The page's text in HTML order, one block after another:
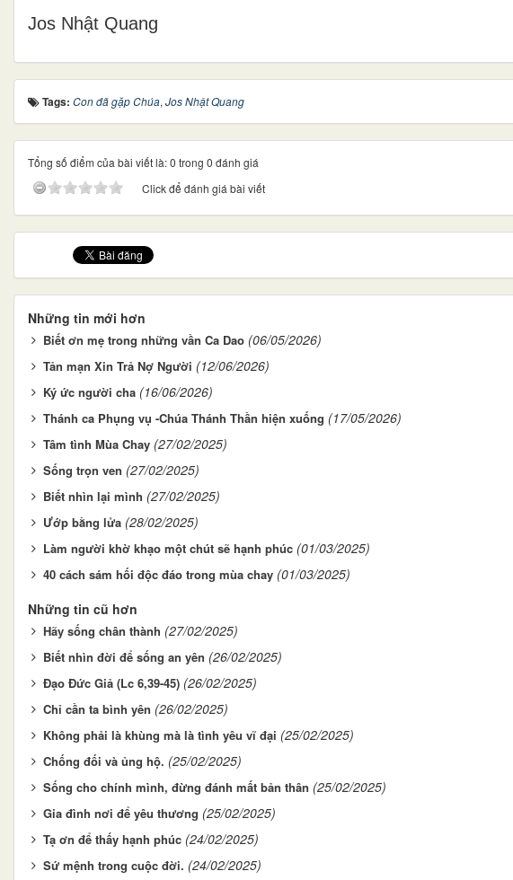
Jos Nhật Quang
Tags: Con đã gặp Chúa, Jos Nhật Quang
Tổng số điểm của bài viết là: 0 trong 0 đánh giá
Click để đánh giá bài viết
Những tin mới hơn
Biết ơn mẹ trong những vần Ca Dao (06/05/2026)
Tản mạn Xin Trả Nợ Người (12/06/2026)
Ký ức người cha (16/06/2026)
Thánh ca Phụng vụ -Chúa Thánh Thần hiện xuống (17/05/2026)
Tâm tình Mùa Chay (27/02/2025)
Sống trọn ven (27/02/2025)
Biết nhìn lại mình (27/02/2025)
Ướp bằng lửa (28/02/2025)
Làm người khờ khạo một chút sẽ hạnh phúc (01/03/2025)
40 cách sám hối độc đáo trong mùa chay (01/03/2025)
Những tin cũ hơn
Hãy sống chân thành (27/02/2025)
Biết nhìn đời để sống an yên (26/02/2025)
Đạo Đức Giả (Lc 6,39-45) (26/02/2025)
Chỉ cần ta bình yên (26/02/2025)
Không phải là khùng mà là tình yêu vĩ đại (25/02/2025)
Chống đối và ủng hộ. (25/02/2025)
Sống cho chính mình, đừng đánh mất bản thân (25/02/2025)
Gia đình nơi để yêu thương (25/02/2025)
Tạ ơn để thấy hạnh phúc (24/02/2025)
Sứ mệnh trong cuộc đời. (24/02/2025)